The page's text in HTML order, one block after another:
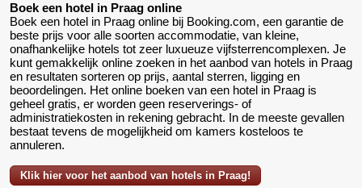
Boek een hotel in Praag online
Boek een hotel in Praag online bij Booking.com, een garantie de
beste prijs voor alle soorten accommodatie, van kleine,
onafhankelijke hotels tot zeer luxueuze vijfsterrencomplexen. Je
kunt gemakkelijk online zoeken in het aanbod van hotels in Praag
en resultaten sorteren op prijs, aantal sterren, ligging en
beoordelingen. Het online boeken van een hotel in Praag is
geheel gratis, er worden geen reserverings- of
administratiekosten in rekening gebracht. In de meeste gevallen
bestaat tevens de mogelijkheid om kamers kosteloos te
annuleren.
Klik hier voor het aanbod van hotels in Praag!